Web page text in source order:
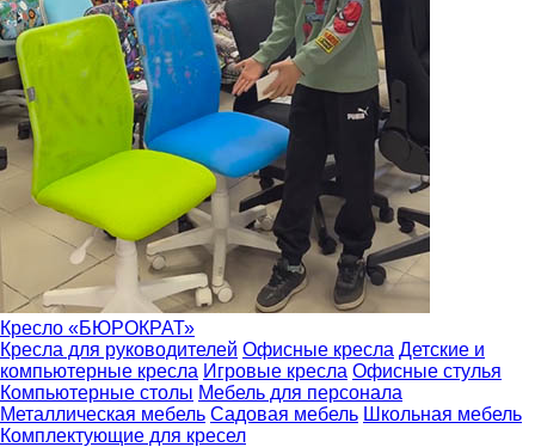
Кресло «БЮРОКРАТ»
Кресла для руководителей Офисные кресла Детские и
компьютерные кресла Игровые кресла Офисные стулья
Компьютерные столы Мебель для персонала
Металлическая мебель Садовая мебель Школьная мебель
Комплектующие для кресел